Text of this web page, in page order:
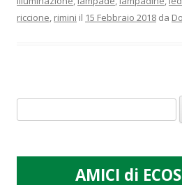
riccione, rimini il 15 Febbraio 2018 da
Ricerca
per:
AMICI di